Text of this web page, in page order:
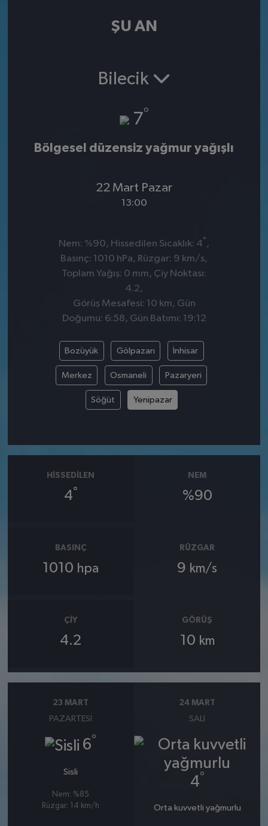
ŞU AN
Bilecik
7°
Bölgesel düzensiz yağmur yağışlı
22 Mart Pazar
13:00
Nem: %90, Hissedilen Sıcaklık: 4° ,
Basınç: 1010 hPa, Rüzgar: 9 km/s,
Toplam Yağış: 0 mm, Çiy Noktası:
4.2,
Görüş Mesafesi: 10 km, Gün
Doğumu: 6:58, Gün Batımı: 19:12
Bozüyük Gölpazarı İnhisar
Merkez Osmaneli Pazaryeri
Söğüt Yenipazar
HISSEDILEN
4°
NEM
%90
BASINÇ
1010 hpa
RÜZGAR
9 km/s
ÇIY
4.2
GÖRÜŞ
10 km
23 MART
PAZARTESI
6°
Sisli
Nem: %85
Rüzgar: 14 km/h
24 MART
SALI
4°
Orta kuvvetli yağmurlu